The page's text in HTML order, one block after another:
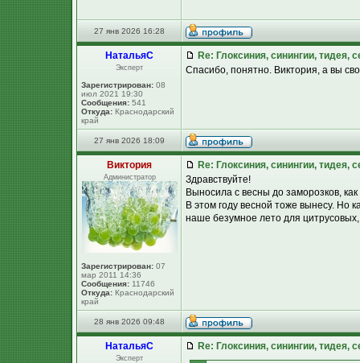
27 янв 2026 16:28
НатальяС
Эксперт
Зарегистрирован: 08
июл 2021 19:30
Сообщения: 541
Откуда: Краснодарский
край
Re: Глоксиния, синингии, тидея,
Спасибо, понятно. Виктория, а вы
27 янв 2026 18:09
Виктория
Администратор
Зарегистрирован: 07
мар 2011 14:36
Сообщения: 11746
Откуда: Краснодарский
край
Re: Глоксиния, синингии, тидея,
Здравствуйте!
Выносила с весны до заморозков,
В этом году весной тоже вынесу. Но
наше безумное лето для
28 янв 2026 09:48
НатальяС
Эксперт
Re: Глоксиния, синингии, тидея,